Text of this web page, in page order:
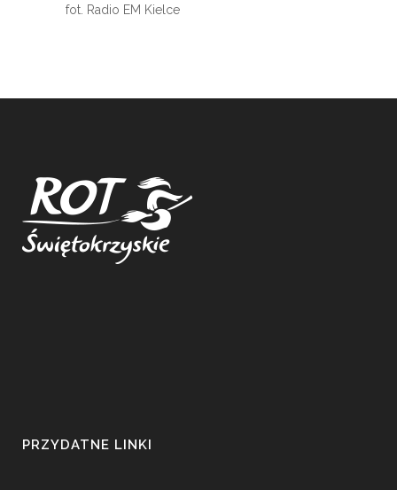
fot. Radio EM Kielce
PRZYDATNE LINKI